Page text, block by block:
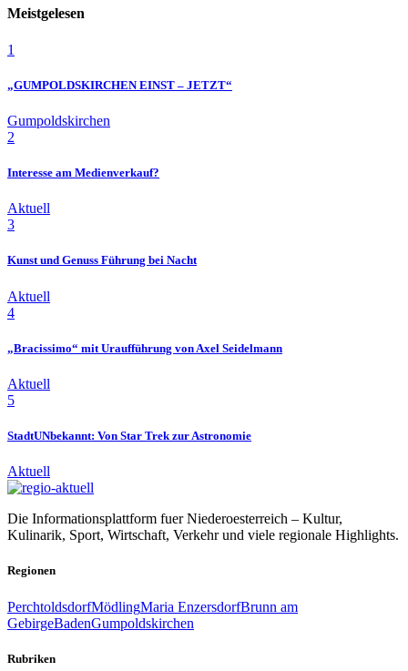
Meistgelesen
1
„GUMPOLDSKIRCHEN EINST – JETZT“
Gumpoldskirchen
2
Interesse am Medienverkauf?
Aktuell
3
Kunst und Genuss Führung bei Nacht
Aktuell
4
„Bracissimo“ mit Uraufführung von Axel Seidelmann
Aktuell
5
StadtUNbekannt: Von Star Trek zur Astronomie
Aktuell
Die Informationsplattform fuer Niederoesterreich – Kultur,
Kulinarik, Sport, Wirtschaft, Verkehr und viele regionale Highlights.
Regionen
PerchtoldsdorfMödlingMaria EnzersdorfBrunn am
GebirgeBadenGumpoldskirchen
Rubriken